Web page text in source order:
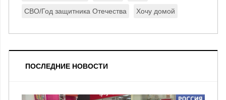
СВО/Год защитника Отечества Хочу домой
ПОСЛЕДНИЕ НОВОСТИ